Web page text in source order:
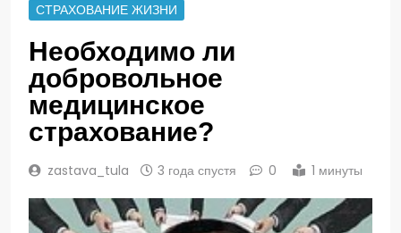
СТРАХОВАНИЕ ЖИЗНИ
Необходимо ли
добровольное
медицинское
страхование?
zastava_tula 3 года спустя 0 1 минуты